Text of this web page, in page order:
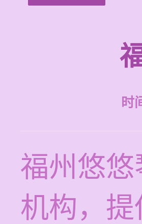
时
福州悠
机构，